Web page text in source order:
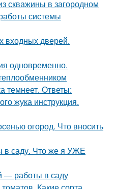
скважины в загородном
системы
входных дверей.
одновременно.
темнеет. Ответы:
жука инструкция.
огород. Что вносить
в саду. Что же я УЖЕ
— работы в саду